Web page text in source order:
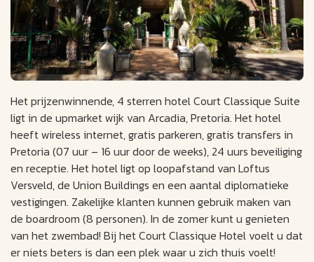
Het prijzenwinnende, 4 sterren hotel Court Classique Suite
ligt in de upmarket wijk van Arcadia, Pretoria. Het hotel
heeft wireless internet, gratis parkeren, gratis transfers in
Pretoria (07 uur – 16 uur door de weeks), 24 uurs beveiliging
en receptie. Het hotel ligt op loopafstand van Loftus
Versveld, de Union Buildings en een aantal diplomatieke
vestigingen. Zakelijke klanten kunnen gebruik maken van
de boardroom (8 personen). In de zomer kunt u genieten
van het zwembad! Bij het Court Classique Hotel voelt u dat
er niets beters is dan een plek waar u zich thuis voelt!